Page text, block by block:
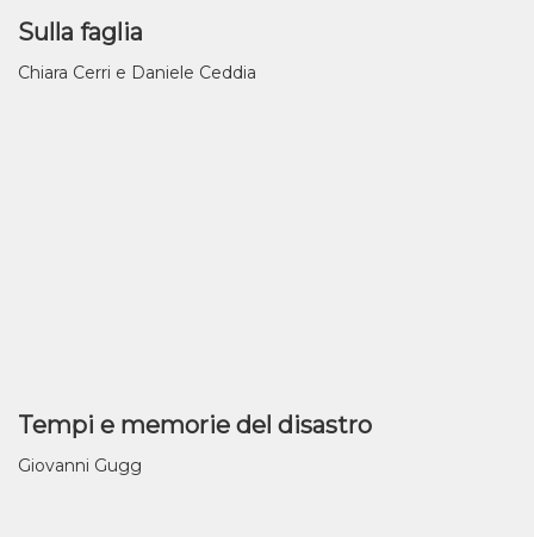
Sulla faglia
Chiara Cerri e Daniele Ceddia
Tempi e memorie del disastro
Giovanni Gugg